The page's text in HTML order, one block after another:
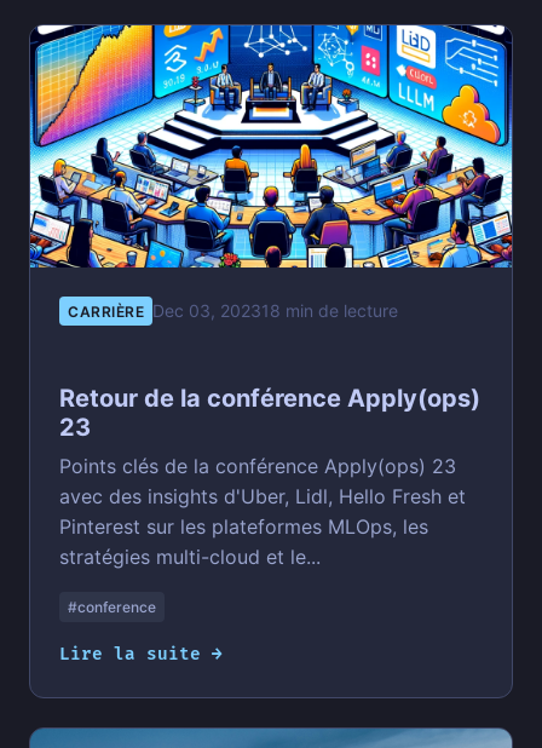
CARRIÈRE Dec 03, 202318 min de lecture
Retour de la conférence Apply(ops)
23
Points clés de la conférence Apply(ops) 23
avec des insights d'Uber, Lidl, Hello Fresh et
Pinterest sur les plateformes MLOps, les
stratégies multi-cloud et le...
#conference
Lire la suite →